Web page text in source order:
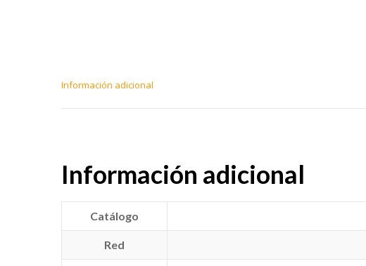
Información adicional
Información adicional
Catálogo
Red